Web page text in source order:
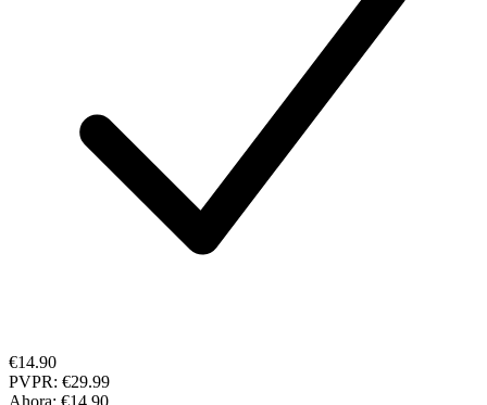
€14.90
PVPR: €29.99
Ahora: €14.90